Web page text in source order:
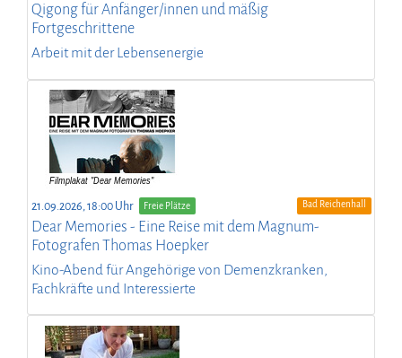
Qigong für Anfänger/innen und mäßig
Fortgeschrittene
Arbeit mit der Lebensenergie
21.09.2026, 18:00 Uhr Freie Plätze Bad Reichenhall
Dear Memories - Eine Reise mit dem Magnum-
Fotografen Thomas Hoepker
Kino-Abend für Angehörige von Demenzkranken,
Fachkräfte und Interessierte